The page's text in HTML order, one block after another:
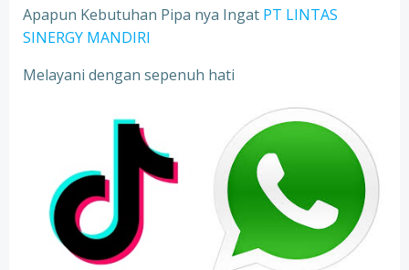
Apapun Kebutuhan Pipa nya Ingat PT LINTAS
SINERGY MANDIRI
Melayani dengan sepenuh hati